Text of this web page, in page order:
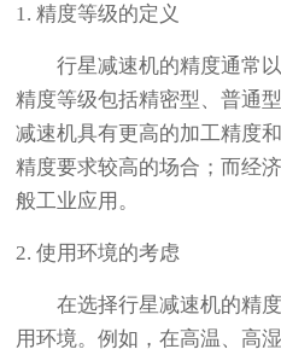
1. 精度等级的定义
行星减速机的精度通常
精度等级包括精密型、普通
减速机具有更高的加工精度
精度要求较高的场合；而经
般工业应用。
2. 使用环境的考虑
在选择行星减速机的精
用环境。例如，在高温、高